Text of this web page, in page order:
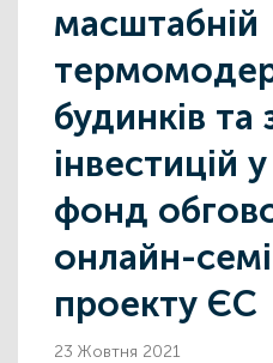
масштабній
будинків та
інвестицій
фонд
онлайн-
проекту ЄС
23 Жовтня 2021